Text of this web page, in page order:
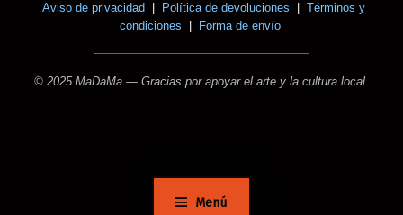
Menú
Aviso de privacidad Política de devoluciones
Términos y
condiciones
Forma de envío
© 2025 MaDaMa — Gracias por apoyar el arte y la cultura local.